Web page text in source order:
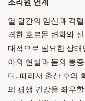
열 달간의 임신과 격
격한 호르몬 변화와
대적으로 필요한 상
아의 현실과 몸의 통
다. 따라서 출산 후의
의 평생 건강을 좌우